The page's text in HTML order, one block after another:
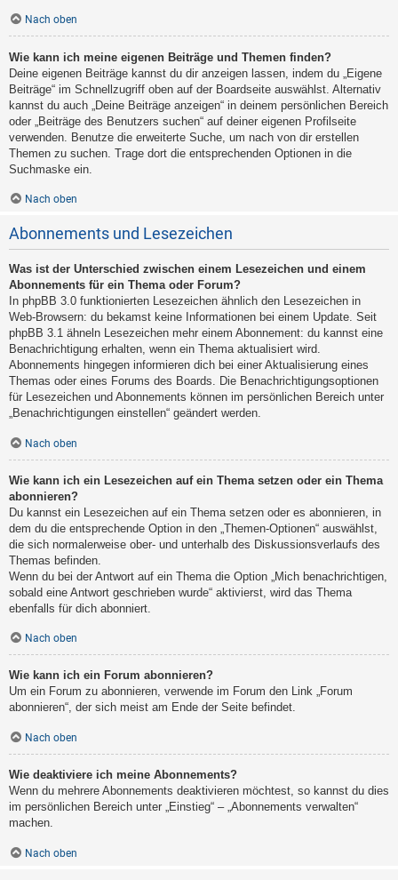
Nach oben
Wie kann ich meine eigenen Beiträge und Themen finden?
Deine eigenen Beiträge kannst du dir anzeigen lassen, indem du „Eigene
Beiträge“ im Schnellzugriff oben auf der Boardseite auswählst. Alternativ
kannst du auch „Deine Beiträge anzeigen“ in deinem persönlichen Bereich
oder „Beiträge des Benutzers suchen“ auf deiner eigenen Profilseite
verwenden. Benutze die erweiterte Suche, um nach von dir erstellen
Themen zu suchen. Trage dort die entsprechenden Optionen in die
Suchmaske ein.
Nach oben
Abonnements und Lesezeichen
Was ist der Unterschied zwischen einem Lesezeichen und einem
Abonnements für ein Thema oder Forum?
In phpBB 3.0 funktionierten Lesezeichen ähnlich den Lesezeichen in
Web-Browsern: du bekamst keine Informationen bei einem Update. Seit
phpBB 3.1 ähneln Lesezeichen mehr einem Abonnement: du kannst eine
Benachrichtigung erhalten, wenn ein Thema aktualisiert wird.
Abonnements hingegen informieren dich bei einer Aktualisierung eines
Themas oder eines Forums des Boards. Die Benachrichtigungsoptionen
für Lesezeichen und Abonnements können im persönlichen Bereich unter
„Benachrichtigungen einstellen“ geändert werden.
Nach oben
Wie kann ich ein Lesezeichen auf ein Thema setzen oder ein Thema
abonnieren?
Du kannst ein Lesezeichen auf ein Thema setzen oder es abonnieren, in
dem du die entsprechende Option in den „Themen-Optionen“ auswählst,
die sich normalerweise ober- und unterhalb des Diskussionsverlaufs des
Themas befinden.
Wenn du bei der Antwort auf ein Thema die Option „Mich benachrichtigen,
sobald eine Antwort geschrieben wurde“ aktivierst, wird das Thema
ebenfalls für dich abonniert.
Nach oben
Wie kann ich ein Forum abonnieren?
Um ein Forum zu abonnieren, verwende im Forum den Link „Forum
abonnieren“, der sich meist am Ende der Seite befindet.
Nach oben
Wie deaktiviere ich meine Abonnements?
Wenn du mehrere Abonnements deaktivieren möchtest, so kannst du dies
im persönlichen Bereich unter „Einstieg“ – „Abonnements verwalten“
machen.
Nach oben